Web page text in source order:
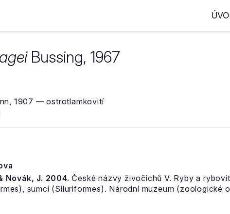
Bussing, 1967
1907 — ostrotlamkovití
Novák, J. 2004. České názvy živočichů V. Ryby a
sumci (Siluriformes). Národní muzeum (zoologické